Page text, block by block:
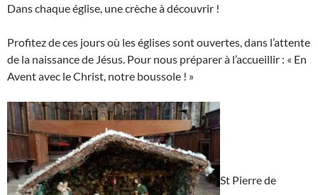
Dans chaque église, une crèche à découvrir !
Profitez de ces jours où les églises sont ouvertes, dans l’attente
de la naissance de Jésus. Pour nous préparer à l’accueillir : « En
Avent avec le Christ, notre boussole ! »
St Pierre de